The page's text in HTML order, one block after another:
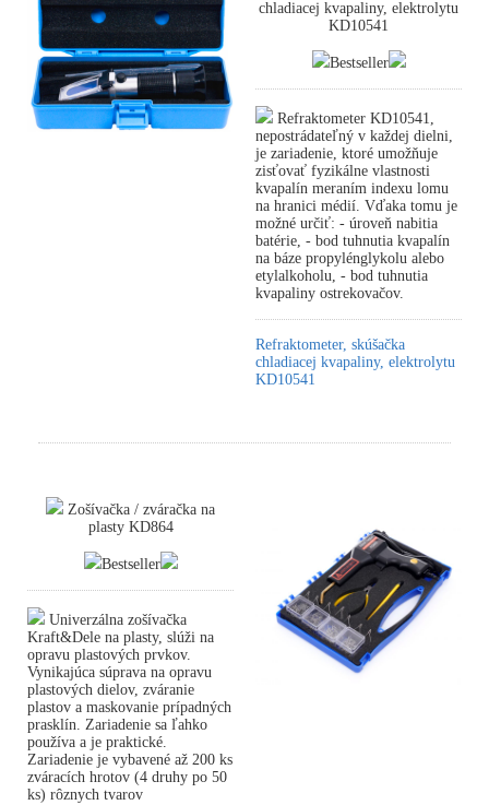
chladiacej kvapaliny, elektrolytu
KD10541
Bestseller
Refraktometer KD10541,
nepostrádateľný v každej dielni,
je zariadenie, ktoré umožňuje
zisťovať fyzikálne vlastnosti
kvapalín meraním indexu lomu
na hranici médií. Vďaka tomu je
možné určiť: - úroveň nabitia
batérie, - bod tuhnutia kvapalín
na báze propylénglykolu alebo
etylalkoholu, - bod tuhnutia
kvapaliny ostrekovačov.
Refraktometer, skúšačka
chladiacej kvapaliny, elektrolytu
KD10541
Zošívačka / zváračka na
plasty KD864
Bestseller
Univerzálna zošívačka
Kraft&Dele na plasty, slúži na
opravu plastových prvkov.
Vynikajúca súprava na opravu
plastových dielov, zváranie
plastov a maskovanie prípadných
prasklín. Zariadenie sa ľahko
používa a je praktické.
Zariadenie je vybavené až 200 ks
zváracích hrotov (4 druhy po 50
ks) rôznych tvarov